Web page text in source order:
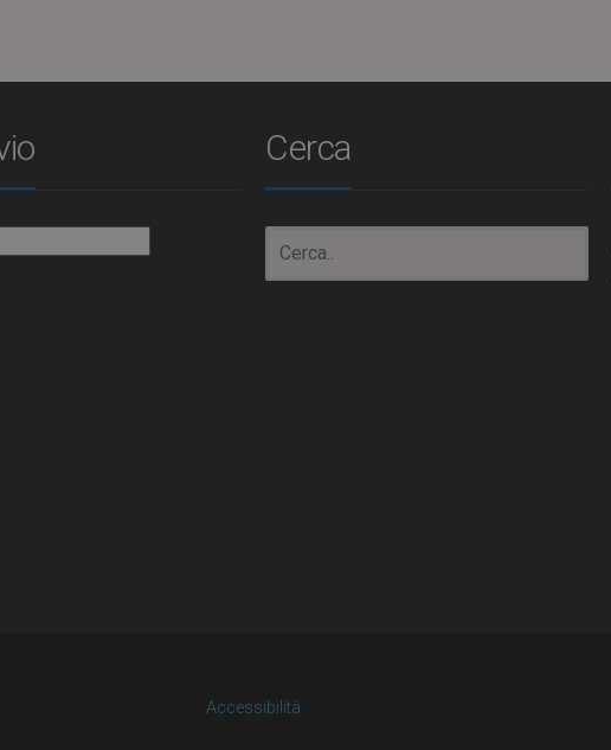
Cerca
Accessibilità